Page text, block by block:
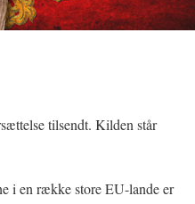
tilsendt. Kilden står
i en række store EU-lande er